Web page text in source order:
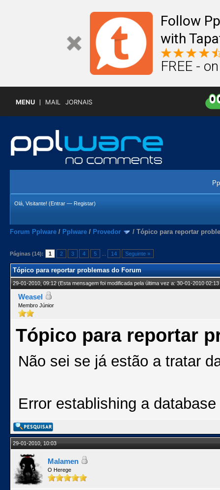
Follow
with
FREE -
MENU MAIL JORNAIS
Olá, Visitante! (Entrar — Registar)
Forum Pplware / Pplware / Provedor / Tópico para reportar
Páginas (14): 1 2 3 4 5 14 Seguinte »
Tópico para reportar problemas do Forum
29-01-2010, 09:12(Esta mensagem foi modificada pela última vez a: 30-01-2010
Weasel
Membro Júnior
Tópico para reportar
Não sei se já estão a tratar
Error establishing a
29-01-2010, 10:03
Malamen
O Herege